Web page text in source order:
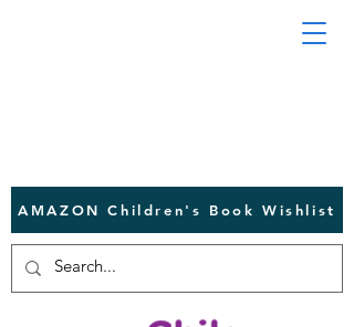
AMAZON Children's Book Wishlist